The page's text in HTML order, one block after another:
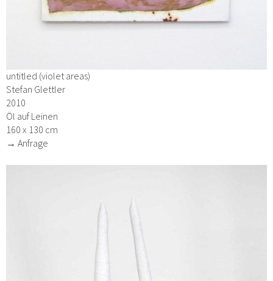
untitled (violet areas)
Stefan Glettler
2010
Öl auf Leinen
160 x 130 cm
→ Anfrage